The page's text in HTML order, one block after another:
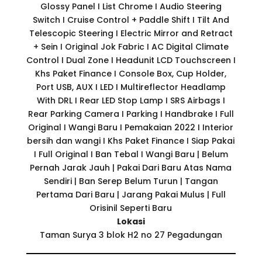
Glossy Panel I List Chrome I Audio Steering
Switch I Cruise Control + Paddle Shift I Tilt And
Telescopic Steering I Electric Mirror and Retract
+ Sein I Original Jok Fabric I AC Digital Climate
Control I Dual Zone I Headunit LCD Touchscreen I
Khs Paket Finance I Console Box, Cup Holder,
Port USB, AUX I LED I Multireflector Headlamp
With DRL I Rear LED Stop Lamp I SRS Airbags I
Rear Parking Camera I Parking I Handbrake I Full
Original I Wangi Baru I Pemakaian 2022 I Interior
bersih dan wangi I Khs Paket Finance I Siap Pakai
I Full Original I Ban Tebal I Wangi Baru | Belum
Pernah Jarak Jauh | Pakai Dari Baru Atas Nama
Sendiri | Ban Serep Belum Turun | Tangan
Pertama Dari Baru | Jarang Pakai Mulus | Full
Orisinil Seperti Baru
Lokasi
Taman Surya 3 blok H2 no 27 Pegadungan